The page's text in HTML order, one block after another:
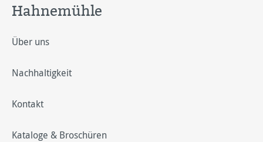
Hahnemühle
Über uns
Nachhaltigkeit
Kontakt
Kataloge & Broschüren